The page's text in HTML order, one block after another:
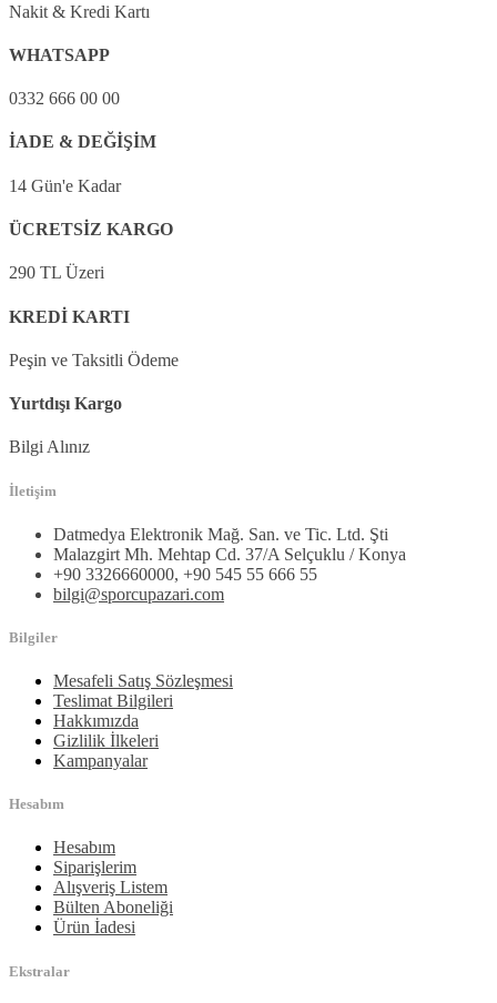
Nakit & Kredi Kartı
WHATSAPP
0332 666 00 00
İADE & DEĞİŞİM
14 Gün'e Kadar
ÜCRETSİZ KARGO
290 TL Üzeri
KREDİ KARTI
Peşin ve Taksitli Ödeme
Yurtdışı Kargo
Bilgi Alınız
İletişim
Datmedya Elektronik Mağ. San. ve Tic. Ltd. Şti
Malazgirt Mh. Mehtap Cd. 37/A Selçuklu / Konya
+90 3326660000, +90 545 55 666 55
bilgi@sporcupazari.com
Bilgiler
Mesafeli Satış Sözleşmesi
Teslimat Bilgileri
Hakkımızda
Gizlilik İlkeleri
Kampanyalar
Hesabım
Hesabım
Siparişlerim
Alışveriş Listem
Bülten Aboneliği
Ürün İadesi
Ekstralar